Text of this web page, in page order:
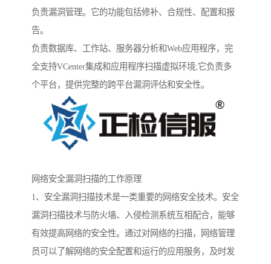
负责漏洞管理。它的功能包括修补、合规性、配置和报
告。
负责数据库、工作站、服务器分析和Web应用程序，完
全支持VCenter集成和应用程序扫描虚拟环境;它负责多
个平台，提供完整的跨平台漏洞评估和安全性。
网络安全漏洞扫描的工作原理
1、安全漏洞扫描技术是一类重要的网络安全技术。安全
漏洞扫描技术与防火墙、入侵检测系统互相配合，能够
有效提高网络的安全性。通过对网络的扫描，网络管理
员可以了解网络的安全配置和运行的应用服务，及时发